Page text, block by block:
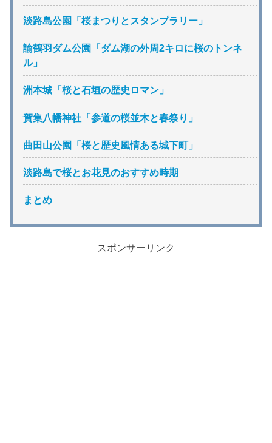
淡路島公園「桜まつりとスタンプラリー」
諭鶴羽ダム公園「ダム湖の外周2キロに桜のトンネ
ル」
洲本城「桜と石垣の歴史ロマン」
賀集八幡神社「参道の桜並木と春祭り」
曲田山公園「桜と歴史風情ある城下町」
淡路島で桜とお花見のおすすめ時期
まとめ
スポンサーリンク